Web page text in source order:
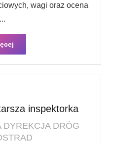
wagi oraz ocena
inspektorka
DYREKCJA DRÓG